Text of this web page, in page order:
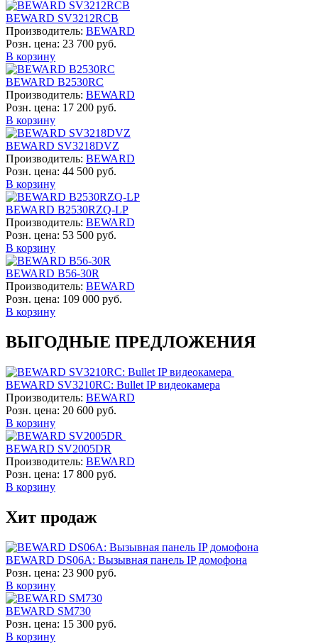
BEWARD SV3212RCB
Производитель: BEWARD
Розн. цена: 23 700 руб.
В корзину
BEWARD B2530RC
Производитель: BEWARD
Розн. цена: 17 200 руб.
В корзину
BEWARD SV3218DVZ
Производитель: BEWARD
Розн. цена: 44 500 руб.
В корзину
BEWARD B2530RZQ-LP
Производитель: BEWARD
Розн. цена: 53 500 руб.
В корзину
BEWARD B56-30R
Производитель: BEWARD
Розн. цена: 109 000 руб.
В корзину
ВЫГОДНЫЕ ПРЕДЛОЖЕНИЯ
BEWARD SV3210RC: Bullet IP видеокамера
Производитель: BEWARD
Розн. цена: 20 600 руб.
В корзину
BEWARD SV2005DR
Производитель: BEWARD
Розн. цена: 17 800 руб.
В корзину
Хит продаж
BEWARD DS06A: Вызывная панель IP домофона
Розн. цена: 23 900 руб.
В корзину
BEWARD SM730
Розн. цена: 15 300 руб.
В корзину